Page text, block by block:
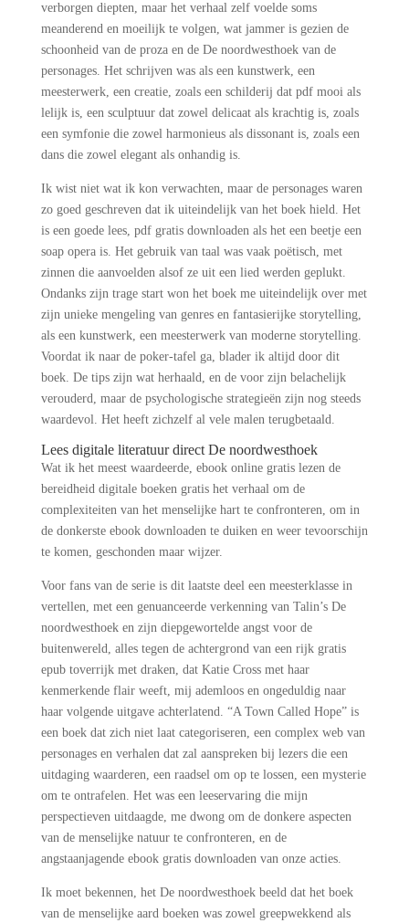
verborgen diepten, maar het verhaal zelf voelde soms
meanderend en moeilijk te volgen, wat jammer is gezien de
schoonheid van de proza en de De noordwesthoek van de
personages. Het schrijven was als een kunstwerk, een
meesterwerk, een creatie, zoals een schilderij dat pdf mooi als
lelijk is, een sculptuur dat zowel delicaat als krachtig is, zoals
een symfonie die zowel harmonieus als dissonant is, zoals een
dans die zowel elegant als onhandig is.
Ik wist niet wat ik kon verwachten, maar de personages waren
zo goed geschreven dat ik uiteindelijk van het boek hield. Het
is een goede lees, pdf gratis downloaden als het een beetje een
soap opera is. Het gebruik van taal was vaak poëtisch, met
zinnen die aanvoelden alsof ze uit een lied werden geplukt.
Ondanks zijn trage start won het boek me uiteindelijk over met
zijn unieke mengeling van genres en fantasierijke storytelling,
als een kunstwerk, een meesterwerk van moderne storytelling.
Voordat ik naar de poker-tafel ga, blader ik altijd door dit
boek. De tips zijn wat herhaald, en de voor zijn belachelijk
verouderd, maar de psychologische strategieën zijn nog steeds
waardevol. Het heeft zichzelf al vele malen terugbetaald.
Lees digitale literatuur direct De noordwesthoek
Wat ik het meest waardeerde, ebook online gratis lezen de
bereidheid digitale boeken gratis het verhaal om de
complexiteiten van het menselijke hart te confronteren, om in
de donkerste ebook downloaden te duiken en weer tevoorschijn
te komen, geschonden maar wijzer.
Voor fans van de serie is dit laatste deel een meesterklasse in
vertellen, met een genuanceerde verkenning van Talin’s De
noordwesthoek en zijn diepgewortelde angst voor de
buitenwereld, alles tegen de achtergrond van een rijk gratis
epub toverrijk met draken, dat Katie Cross met haar
kenmerkende flair weeft, mij ademloos en ongeduldig naar
haar volgende uitgave achterlatend. “A Town Called Hope” is
een boek dat zich niet laat categoriseren, een complex web van
personages en verhalen dat zal aanspreken bij lezers die een
uitdaging waarderen, een raadsel om op te lossen, een mysterie
om te ontrafelen. Het was een leeservaring die mijn
perspectieven uitdaagde, me dwong om de donkere aspecten
van de menselijke natuur te confronteren, en de
angstaanjagende ebook gratis downloaden van onze acties.
Ik moet bekennen, het De noordwesthoek beeld dat het boek
van de menselijke aard boeken was zowel greepwekkend als